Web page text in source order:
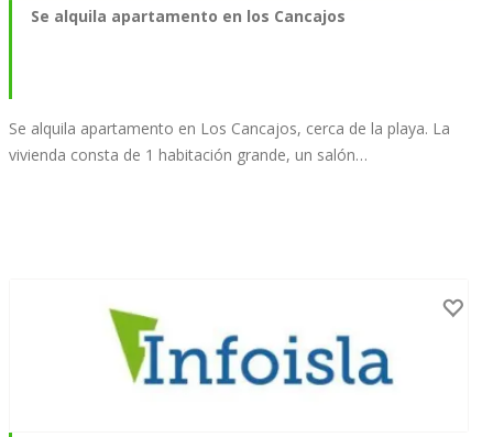
Se alquila apartamento en los Cancajos
Se alquila apartamento en Los Cancajos, cerca de la playa. La
vivienda consta de 1 habitación grande, un salón…